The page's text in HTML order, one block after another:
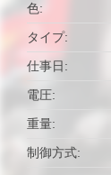
色
タイプ
仕事日
電圧
重量
制御方式